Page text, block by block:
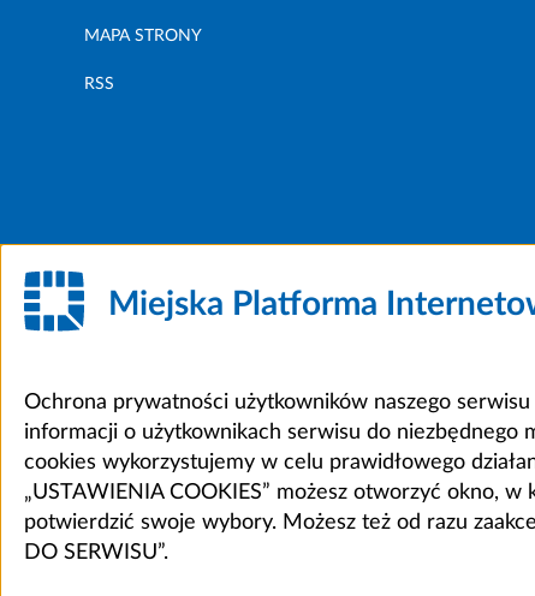
MAPA STRONY
RSS
Miejska Platforma
Ochrona prywatności użytkowników naszego
informacji o użytkownikach serwisu do niezbędnego
cookies wykorzystujemy w celu prawidłowego
„USTAWIENIA COOKIES” możesz otworzyć okno,
potwierdzić swoje wybory. Możesz też od razu
DO SERWISU”.